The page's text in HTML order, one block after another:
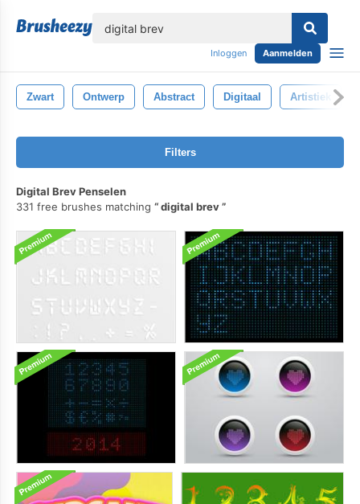
Inloggen Aanmelden
Zwart Ontwerp Abstract Digitaal Artistiek
Filters
Digital Brev Penselen
331 free brushes matching
digital brev